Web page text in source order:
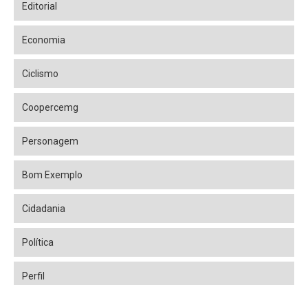
Editorial
Economia
Ciclismo
Coopercemg
Personagem
Bom Exemplo
Cidadania
Política
Perfil